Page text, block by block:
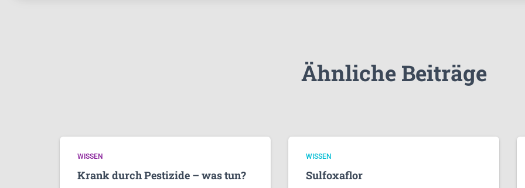
Ähnliche Beiträge
WISSEN
Krank durch Pestizide – was tun?
WISSEN
Sulfoxaflor